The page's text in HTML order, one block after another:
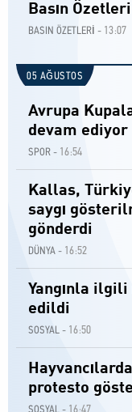
Basın
BASIN ÖZETLERİ - 13:07
05 AĞUSTOS
Avrupa
devam ediyor
SPOR - 16:54
Kallas,
saygı
gönderdi
DÜNYA - 16:52
Yangınla
edildi
SOSYAL - 16:50
protesto
SOSYAL -